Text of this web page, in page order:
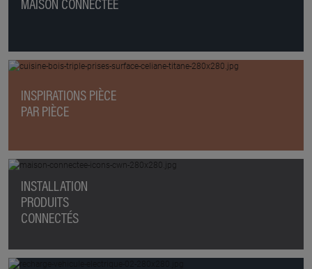
MAISON CONNECTÉE
INSPIRATIONS PIÈCE
PAR PIÈCE
INSTALLATION
PRODUITS
CONNECTÉS